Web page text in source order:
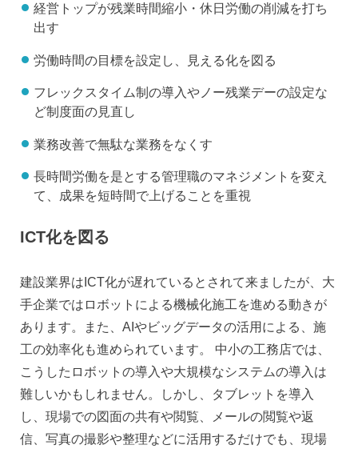
経営トップが残業時間縮小・休日労働の削減を打ち
出す
労働時間の目標を設定し、見える化を図る
フレックスタイム制の導入やノー残業デーの設定な
ど制度面の見直し
業務改善で無駄な業務をなくす
長時間労働を是とする管理職のマネジメントを変え
て、成果を短時間で上げることを重視
ICT化を図る
建設業界はICT化が遅れているとされて来ましたが、大
手企業ではロボットによる機械化施工を進める動きが
あります。また、AIやビッグデータの活用による、施
工の効率化も進められています。 中小の工務店では、
こうしたロボットの導入や大規模なシステムの導入は
難しいかもしれません。しかし、タブレットを導入
し、現場での図面の共有や閲覧、メールの閲覧や返
信、写真の撮影や整理などに活用するだけでも、現場